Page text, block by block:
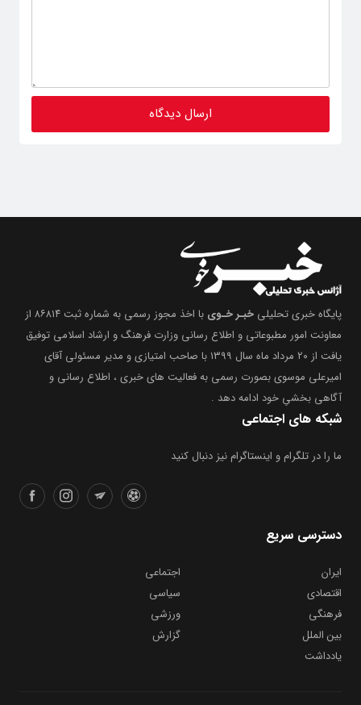
پایگاه خبری تحلیلی خبـر خـوی
با اخذ مجوز رسمی به شماره ثبت ۸۶۸۱۴ از
معاونت امور مطبوعاتی و اطلاع رسانی وزارت فرهنگ و ارشاد اسلامی توفیق
یافت از ۲۰ مرداد ماه سال ۱۳۹۹ با صاحب امتیازی و مدیر مسئولی آقای
امیرعلی موسوی بصورت رسمی به فعالیت های خبری ، اطلاع رسانی و
آگاهی بخشیِ خود ادامه دهد .
شبکه های اجتماعی
ما را در تلگرام و اینستاگرام نیز دنبال کنید
دسترسی سریع
ایران
اجتماعی
اقتصادی
سیاسی
فرهنگی
ورزشی
بین الملل
گزارش
یادداشت